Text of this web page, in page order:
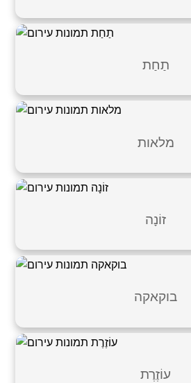
תַחַת
מלאות
זוֹנָה
בוקאקה
עוֹזֶרֶת